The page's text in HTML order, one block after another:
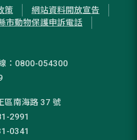
策
網站資料開放宣告
市動物保護申訴電話
：0800-054300
區南海路 37 號
2991
0341